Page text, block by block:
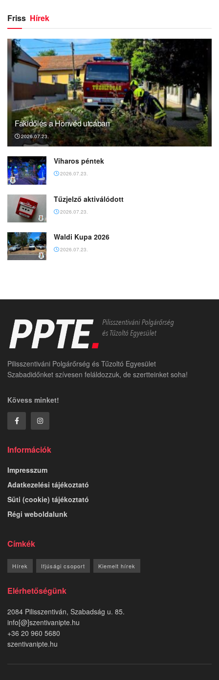
Friss Hírek
Fakidőlés a Honvéd utcában
2026.07.23.
Viharos péntek
2026.07.23.
Tűzjelző aktiválódott
2026.07.23.
Waldi Kupa 2026
2026.07.23.
Pilisszentiváni Polgárőrség és Tűzoltó Egyesület
Szabadidőnket szívesen feláldozzuk, de szertteinket soha!
Kövess minket!
Információk
Impresszum
Adatkezelési tájékoztató
Süti (cookie) tájékoztató
Régi weboldalunk
Címkék
Hírek Ifjúsági csoport Kiemelt hírek
Elérhetőségünk
2084 Pilisszentiván, Szabadság u. 85.
info[@]szentivanipte.hu
+36 20 960 5680
szentivanipte.hu